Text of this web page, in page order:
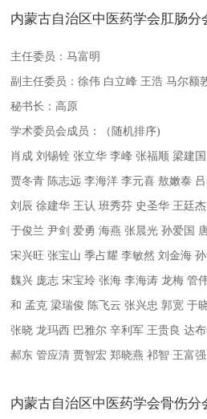
内蒙古自治区中医药学会肛肠分
主任委员：马富明
副主任委员：徐伟 白立峰 王浩 马尔额
秘书长：高原
学术委员会成员：（随机排序)
肖成 刘锡铨 张立华 李峰 张福顺 梁建
贾冬青 陈志远 李海洋 李元喜 敖嫩泰
刘辰 徐建华 王认 班秀芬 史圣华 王廷
于俊兰 尹剑 爱勇 海燕 张晨光 孙爱国
宋兴旺 张宝山 季占耀 李敏然 刘金海
魏兴 庞志 宋宝玲 张海 李海涛 龙梅 管
和 孟克 梁瑞俊 陈飞云 张兴忠 郭宽 于
张晓 龙玛西 巴雅尔 辛利军 王贵良 达
郝东 管应清 贾智宏 郑晓燕 祁智 王富
内蒙古自治区中医药学会骨伤分